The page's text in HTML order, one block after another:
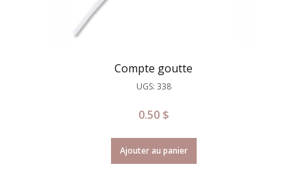
Compte goutte
UGS: 338
0.50 $
Ajouter au panier